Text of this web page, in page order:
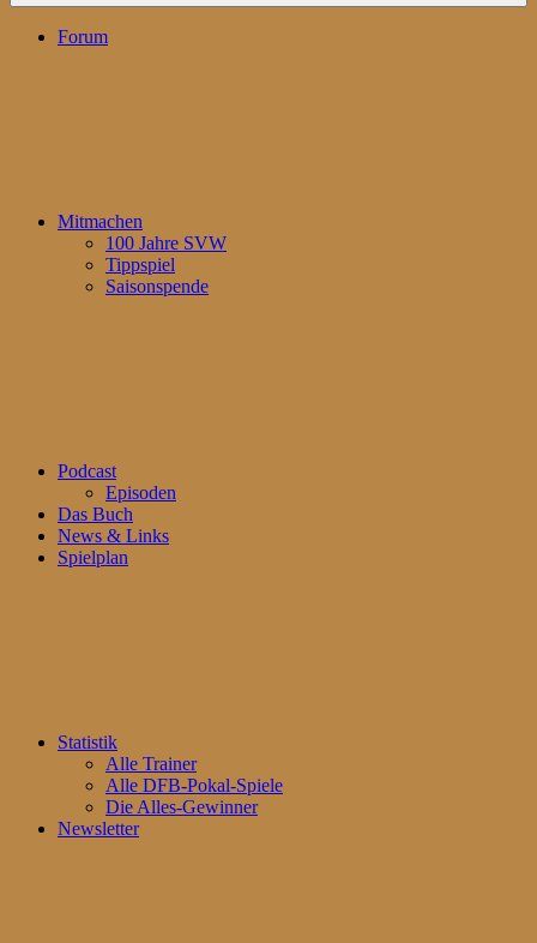
Forum
Mitmachen
100 Jahre SVW
Tippspiel
Saisonspende
Podcast
Episoden
Das Buch
News & Links
Spielplan
Statistik
Alle Trainer
Alle DFB-Pokal-Spiele
Die Alles-Gewinner
Newsletter